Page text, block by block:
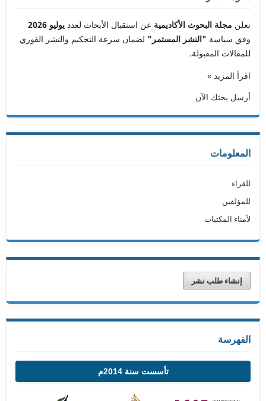
تعلن مجلة البحوث الأكاديمية عن استقبال الأبحاث لعدد يوليو 2026
وفق سياسة "النشر المستمر" لضمان سرعة التحكيم والنشر الفوري
للمقالات المقبولة.
اقرأ المزيد »
أرسل بحثك الآن
المعلومات
للقراء
للمؤلفين
لأمناء المكتبات
إنشاء طلب نشر
الفهرسة
تأسست سنة 2014م